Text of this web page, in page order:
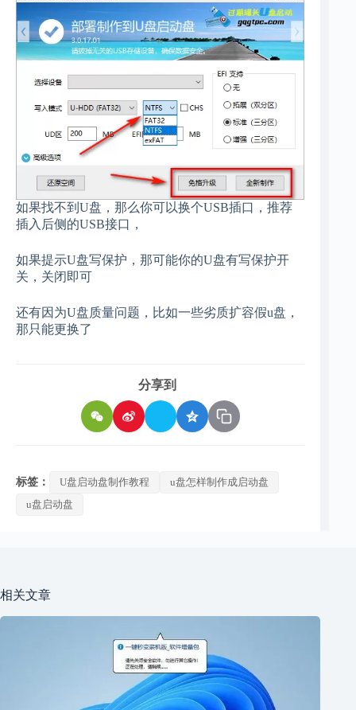
如果找不到U盘，那么你可以换个USB插口，推荐
插入后侧的USB接口，
如果提示U盘写保护，那可能你的U盘有写保护开
关，关闭即可
还有因为U盘质量问题，比如一些劣质扩容假u盘，
那只能更换了
分享到
标签： U盘启动盘制作教程
u盘怎样制作成启动盘
u盘启动盘
相关文章